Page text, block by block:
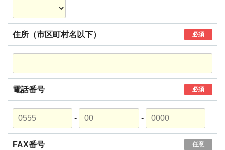
住所（市区町村名以下） 必須
電話番号 必須
- -
FAX番号 任意